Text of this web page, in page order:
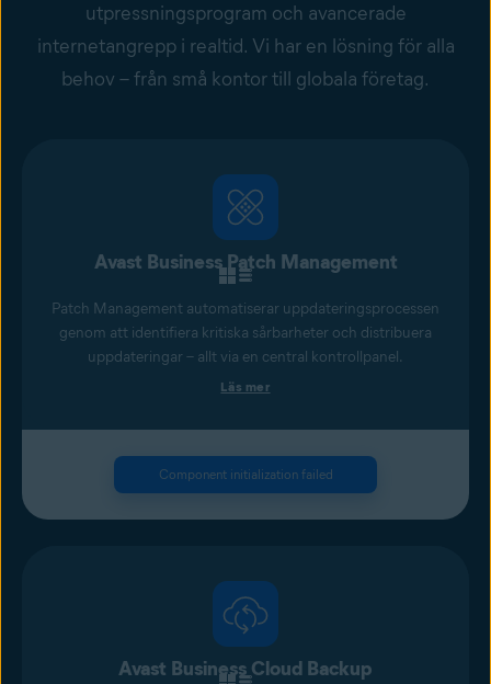
utpressningsprogram och avancerade
internetangrepp i realtid. Vi har en lösning för alla
behov – från små kontor till globala företag.
Avast Business Patch Management
Patch Management automatiserar uppdateringsprocessen
genom att identifiera kritiska sårbarheter och distribuera
uppdateringar – allt via en central kontrollpanel.
Läs mer
Component initialization failed
Avast Business Cloud Backup